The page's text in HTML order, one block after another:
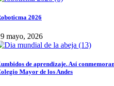
2026
mayo, 2026
de aprendizaje. Así
Mayor de los Andes